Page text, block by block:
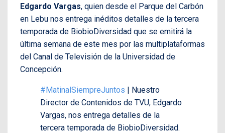
Edgardo Vargas, quien desde el Parque del Carbón
en Lebu nos entrega inéditos detalles de la tercera
temporada de BiobioDiversidad que se emitirá la
última semana de este mes por las multiplataformas
del Canal de Televisión de la Universidad de
Concepción.
#MatinalSiempreJuntos | Nuestro
Director de Contenidos de TVU, Edgardo
Vargas, nos entrega detalles de la
tercera temporada de BiobioDiversidad.